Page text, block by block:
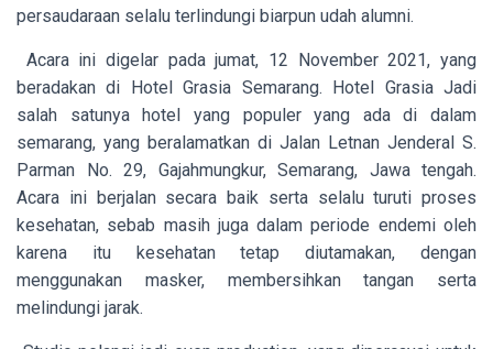
persaudaraan selalu terlindungi biarpun udah alumni.
Acara ini digelar pada jumat, 12 November 2021, yang
beradakan di Hotel Grasia Semarang. Hotel Grasia Jadi
salah satunya hotel yang populer yang ada di dalam
semarang, yang beralamatkan di Jalan Letnan Jenderal S.
Parman No. 29, Gajahmungkur, Semarang, Jawa tengah.
Acara ini berjalan secara baik serta selalu turuti proses
kesehatan, sebab masih juga dalam periode endemi oleh
karena itu kesehatan tetap diutamakan, dengan
menggunakan masker, membersihkan tangan serta
melindungi jarak.